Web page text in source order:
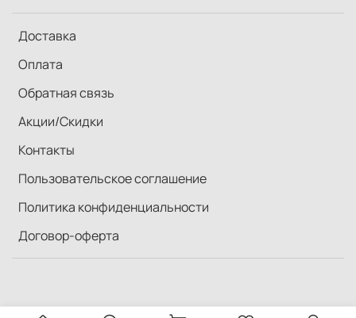
Доставка
Оплата
Обратная связь
Акции/Скидки
Контакты
Пользовательское соглашение
Политика конфиденциальности
Договор-оферта